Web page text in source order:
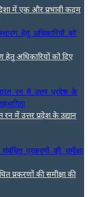
में एक और प्रभावी कदम
हेतु अधिकारियों को दिए
में उत्तर प्रदेश के उद्यान
प्रकरणों की समीक्षा की